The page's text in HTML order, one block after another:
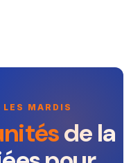
LES MARDIS
de la